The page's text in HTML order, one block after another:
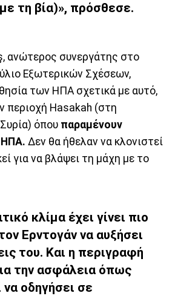
τη βία)», πρόσθεσε.
ανώτερος συνεργάτης στο
Εξωτερικών Σχέσεων,
των ΗΠΑ σχετικά με αυτό,
περιοχή Hasakah (στη
όπου παραμένουν
ΗΠΑ. Δεν θα ήθελαν να κλονιστεί
για να βλάψει τη μάχη με το
κλίμα έχει γίνει πιο
Ερντογάν να αυξήσει
του. Και η περιγραφή
την ασφάλεια όπως
οδηγήσει σε